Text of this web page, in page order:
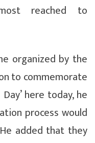
reached to
organized by the
to commemorate
here today, he
process would
added that they